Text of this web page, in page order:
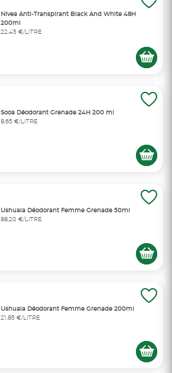
Nivea Anti-Transpirant Black And White 48H
200ml
22,45 €/LITRE
Sooa Déodorant Grenade 24H 200 ml
8,65 €/LITRE
Ushuaia Déodorant Femme Grenade 50ml
88,20 €/LITRE
Ushuaia Déodorant Femme Grenade 200ml
21,85 €/LITRE